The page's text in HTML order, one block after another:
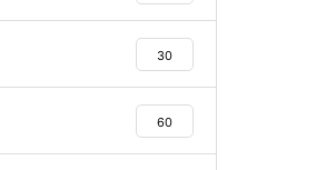
30
60